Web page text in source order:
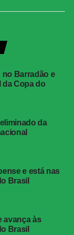
do Brasil (jogo
19h30 (de
(RS)
às 21h (de
(PR)
rodada
no Barradão e
da Copa do
da
e está nas
Brasil
avança às
Brasil